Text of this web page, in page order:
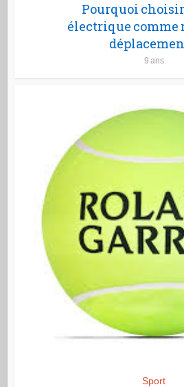
Pourquoi
électrique comme
9 ans
Sport